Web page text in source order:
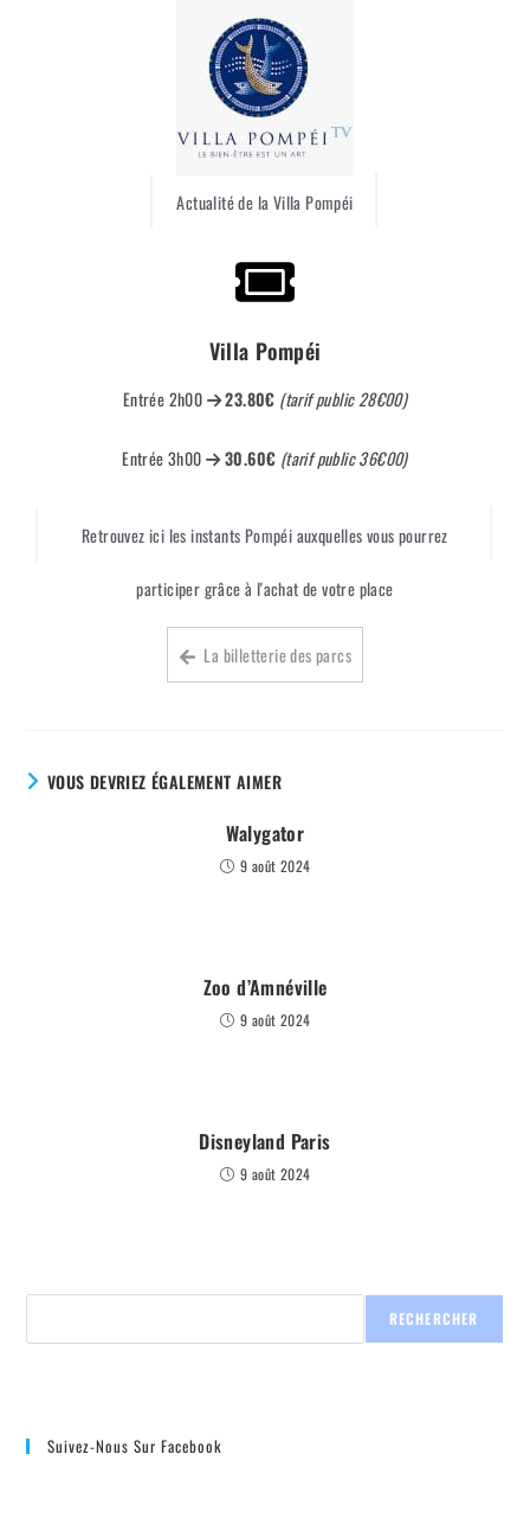
Actualité de la Villa Pompéi
Villa Pompéi
Entrée 2h00 23.80€ (tarif public 28€00)
Entrée 3h00 30.60€ (tarif public 36€00)
Retrouvez ici les instants Pompéi auxquelles vous pourrez
participer grâce à l'achat de votre place
La billetterie des parcs
VOUS DEVRIEZ ÉGALEMENT AIMER
Walygator
9 août 2024
Zoo d’Amnéville
9 août 2024
Disneyland Paris
9 août 2024
RECHERCHER
Suivez-Nous Sur Facebook